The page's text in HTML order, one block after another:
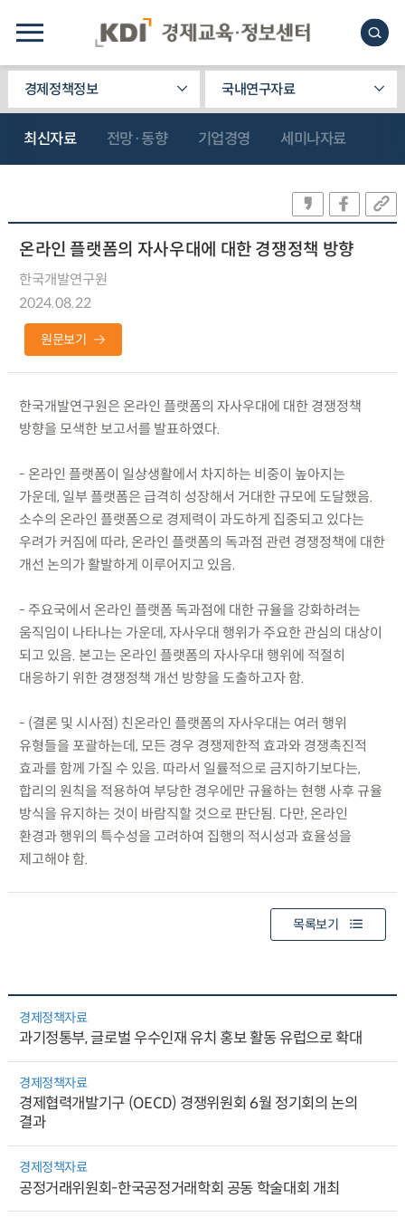
경제정책정보 국내연구자료
최신자료 전망·동향 기업경영 세미나자료
온라인 플랫폼의 자사우대에 대한 경쟁정책 방향
한국개발연구원
2024.08.22
원문보기
한국개발연구원은 온라인 플랫폼의 자사우대에 대한 경쟁정책
방향을 모색한 보고서를 발표하였다.
- 온라인 플랫폼이 일상생활에서 차지하는 비중이 높아지는
가운데, 일부 플랫폼은 급격히 성장해서 거대한 규모에 도달했음.
소수의 온라인 플랫폼으로 경제력이 과도하게 집중되고 있다는
우려가 커짐에 따라, 온라인 플랫폼의 독과점 관련 경쟁정책에 대한
개선 논의가 활발하게 이루어지고 있음.
- 주요국에서 온라인 플랫폼 독과점에 대한 규율을 강화하려는
움직임이 나타나는 가운데, 자사우대 행위가 주요한 관심의 대상이
되고 있음. 본고는 온라인 플랫폼의 자사우대 행위에 적절히
대응하기 위한 경쟁정책 개선 방향을 도출하고자 함.
- (결론 및 시사점) 친온라인 플랫폼의 자사우대는 여러 행위
유형들을 포괄하는데, 모든 경우 경쟁제한적 효과와 경쟁촉진적
효과를 함께 가질 수 있음. 따라서 일률적으로 금지하기보다는,
합리의 원칙을 적용하여 부당한 경우에만 규율하는 현행 사후 규율
방식을 유지하는 것이 바람직할 것으로 판단됨. 다만, 온라인
환경과 행위의 특수성을 고려하여 집행의 적시성과 효율성을
제고해야 함.
목록보기
경제정책자료
과기정통부, 글로벌 우수인재 유치 홍보 활동 유럽으로 확대
경제정책자료
경제협력개발기구 (OECD) 경쟁위원회 6월 정기회의 논의
결과
경제정책자료
공정거래위원회-한국공정거래학회 공동 학술대회 개최